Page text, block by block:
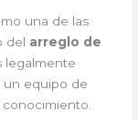
una de las
del arreglo de
legalmente
un equipo de